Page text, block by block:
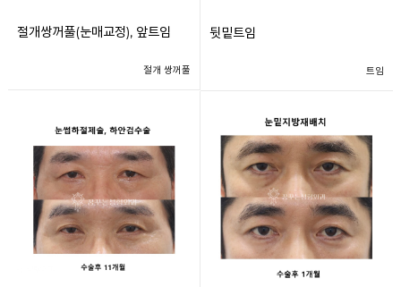
절개쌍꺼풀(눈매교정), 앞트임
절개 쌍꺼풀
뒷밑트임
트임